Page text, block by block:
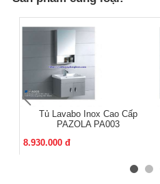
Tủ Lavabo Inox Cao Cấp
PAZOLA PA003
8.930.000 đ